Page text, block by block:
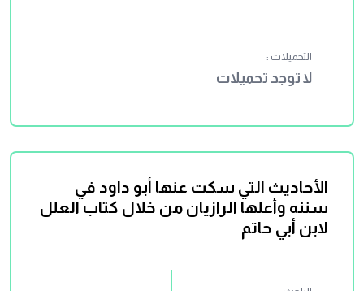
التحميلات :
لا توجد تحميلات
الأحاديث التي سكت عنها أبو داود في
سننه وأعلها الرازيان من خلال كتاب العلل
لابن أبي حاتم